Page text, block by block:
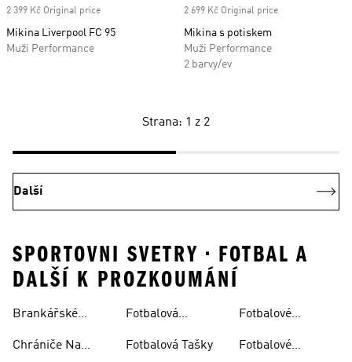
2 399 Kč Original price
Mikina Liverpool FC 95
Muži Performance
2 699 Kč Original price
Mikina s potiskem
Muži Performance
2 barvy/ev
Strana: 1 z 2
Další
SPORTOVNI SVETRY • FOTBAL A
DALŠÍ K PROZKOUMÁNÍ
Brankářské
Chrániče Na
Fotbalová
Fotbalová Tašky
Fotbalové
Fotbalové